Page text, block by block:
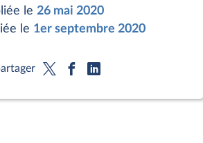
le 26 mai 2020
le 1er septembre 2020